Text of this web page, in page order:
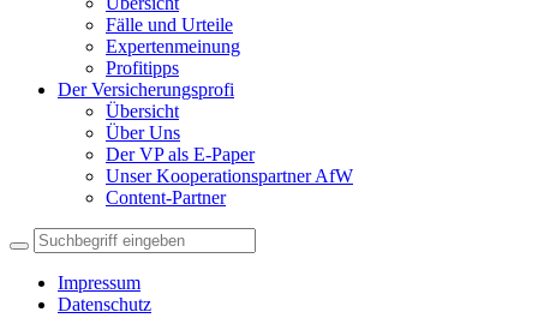
Fälle und Urteile
Expertenmeinung
Profitipps
Der Versicherungsprofi
Übersicht
Über Uns
Der VP als E-Paper
Unser Kooperationspartner AfW
Content-Partner
Impressum
Datenschutz